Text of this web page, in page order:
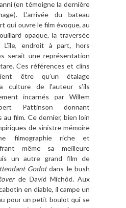
(en témoigne la dernière
L’arrivée du bateau
qui ouvre le film évoque, au
opaque, la traversée
endroit à part, hors
serait une représentation
Ces références et clins
être qu’un étalage
culture de l’auteur s’ils
incarnés par Willem
Pattinson donnant
film. Ce dernier, bien loin
de sinistre mémoire
filmographie riche et
même sa meilleure
un autre grand film de
Godotdans le bush
de David Michôd. Aux
en diable, il campe un
pour un petit boulot qui se